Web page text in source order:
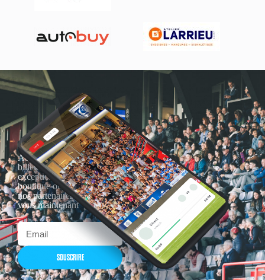
Actualités, nouveautés,
billetterie, remises
exceptionnelles dans la
boutique officielles & chez
nos partenaires… Inscrivez-
vous maintenant
SOUSCRIRE